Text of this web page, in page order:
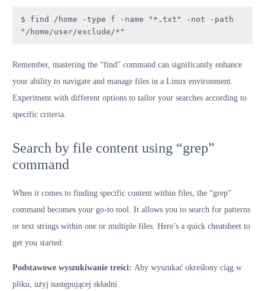
$ find /home -type f -name "*.txt" -not -path
"/home/user/exclude/*"
Remember, mastering the “find” command can significantly enhance
your ability to navigate and manage files in a Linux environment.
Experiment with different options to tailor your searches according to
specific criteria.
Search by file content using “grep”
command
When it comes to finding specific content within files, the “grep”
command becomes your go-to tool. It allows you to search for patterns
or text strings within one or multiple files. Here’s a quick cheatsheet to
get you started:
Podstawowe wyszukiwanie treści: Aby wyszukać określony ciąg w
pliku, użyj następującej składni